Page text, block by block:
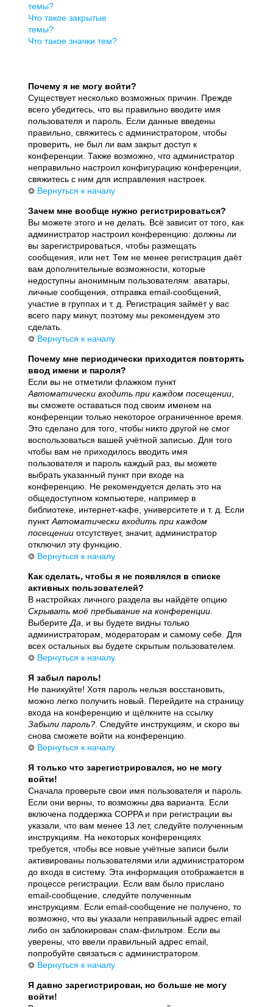
темы?
Что такое закрытые
темы?
Что такое значки тем?
Почему я не могу войти?
Существует несколько возможных причин. Прежде
всего убедитесь, что вы правильно вводите имя
пользователя и пароль. Если данные введены
правильно, свяжитесь с администратором, чтобы
проверить, не был ли вам закрыт доступ к
конференции. Также возможно, что администратор
неправильно настроил конфигурацию конференции,
свяжитесь с ним для исправления настроек.
Вернуться к началу
Зачем мне вообще нужно регистрироваться?
Вы можете этого и не делать. Всё зависит от того, как
администратор настроил конференцию: должны ли
вы зарегистрироваться, чтобы размещать
сообщения, или нет. Тем не менее регистрация даёт
вам дополнительные возможности, которые
недоступны анонимным пользователям: аватары,
личные сообщения, отправка email-сообщений,
участие в группах и т. д. Регистрация займёт у вас
всего пару минут, поэтому мы рекомендуем это
сделать.
Вернуться к началу
Почему мне периодически приходится повторять
ввод имени и пароля?
Если вы не отметили флажком пункт
Автоматически входить при каждом посещении
вы сможете оставаться под своим именем на
конференции только некоторое ограниченное время.
Это сделано для того, чтобы никто другой не смог
воспользоваться вашей учётной записью. Для того
чтобы вам не приходилось вводить имя
пользователя и пароль каждый раз, вы можете
выбрать указанный пункт при входе на
конференцию. Не рекомендуется делать это на
общедоступном компьютере, например в
библиотеке, интернет-кафе, университете и т. д. Если
пунктАвтоматически входить при каждом
посещении отсутствует, значит, администратор
отключил эту функцию.
Вернуться к началу
Как сделать, чтобы я не появлялся в списке
активных пользователей?
В настройках личного раздела вы найдёте опцию
Скрывать моё пребывание на конференции
ВыберитеДа , и вы будете видны только
администраторам, модераторам и самому себе. Для
всех остальных вы будете скрытым пользователем.
Вернуться к началу
Я забыл пароль!
Не паникуйте! Хотя пароль нельзя восстановить,
можно легко получить новый. Перейдите на страницу
входа на конференцию и щёлкните на ссылку
Забыли пароль? . Следуйте инструкциям, и скоро вы
снова сможете войти на конференцию.
Вернуться к началу
Я только что зарегистрировался, но не могу
войти!
Сначала проверьте свои имя пользователя и пароль.
Если они верны, то возможны два варианта. Если
включена поддержка COPPA и при регистрации вы
указали, что вам менее 13 лет, следуйте полученным
инструкциям. На некоторых конференциях
требуется, чтобы все новые учётные записи были
активированы пользователями или администратором
до входа в систему. Эта информация отображается в
процессе регистрации. Если вам было прислано
email-сообщение, следуйте полученным
инструкциям. Если email-сообщение не получено, то
возможно, что вы указали неправильный адрес email
либо он заблокирован спам-фильтром. Если вы
уверены, что ввели правильный адрес email,
попробуйте связаться с администратором.
Вернуться к началу
Я давно зарегистрирован, но больше не могу
войти!